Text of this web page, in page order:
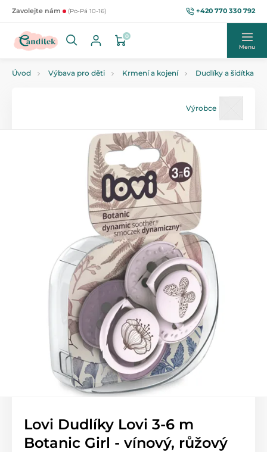
Zavolejte nám (Po-Pá 10-16) +420 770 330 792
0
Menu
Úvod Výbava pro děti Krmení a kojení Dudlíky a šidítka
Výrobce
Lovi Dudlíky Lovi 3-6 m
Botanic Girl - vínový, růžový